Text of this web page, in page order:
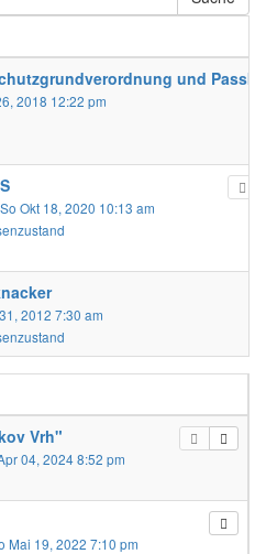
und
2018 12:22 pm
So Okt 18, 2020 10:13 am
2012 7:30 am
Vrh"
04, 2024 8:52 pm
Mai 19, 2022 7:10 pm